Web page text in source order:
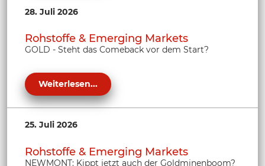
28. Juli 2026
Rohstoffe & Emerging Markets
GOLD - Steht das Comeback vor dem Start?
Weiterlesen...
25. Juli 2026
Rohstoffe & Emerging Markets
NEWMONT: Kippt jetzt auch der Goldminenboom?